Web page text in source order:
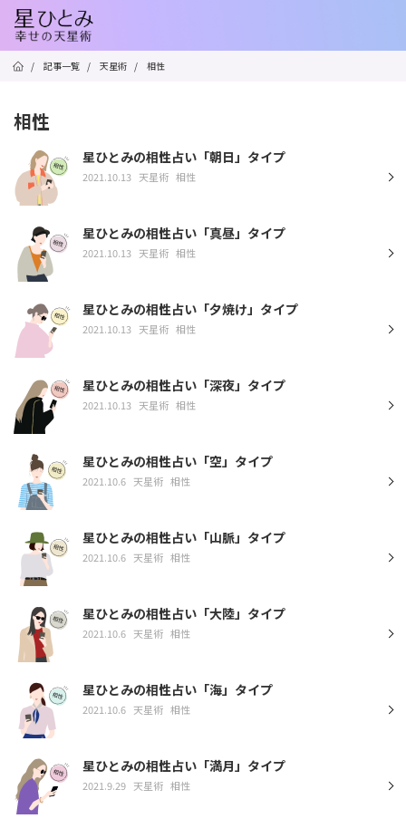
/ 記事一覧 / 天星術 / 相性
相性
星ひとみの相性占い「朝日」タイプ
2021.10.13 天星術 相性
星ひとみの相性占い「真昼」タイプ
2021.10.13 天星術 相性
星ひとみの相性占い「夕焼け」タイプ
2021.10.13 天星術 相性
星ひとみの相性占い「深夜」タイプ
2021.10.13 天星術 相性
星ひとみの相性占い「空」タイプ
2021.10.6 天星術 相性
星ひとみの相性占い「山脈」タイプ
2021.10.6 天星術 相性
星ひとみの相性占い「大陸」タイプ
2021.10.6 天星術 相性
星ひとみの相性占い「海」タイプ
2021.10.6 天星術 相性
星ひとみの相性占い「満月」タイプ
2021.9.29 天星術 相性